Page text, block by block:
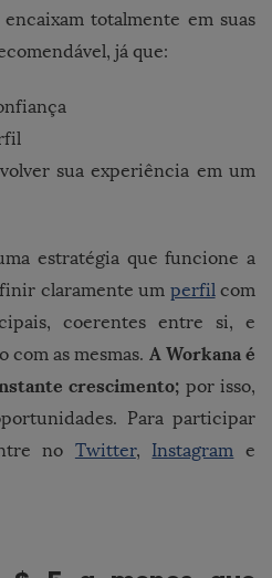
totalmente em suas
já que:
sua experiência em um
estratégia que funcione a
claramente um perfil com
coerentes entre si, e
com as mesmas. A Workana é
crescimento; por isso,
Para participar
no Twitter, Instagram e